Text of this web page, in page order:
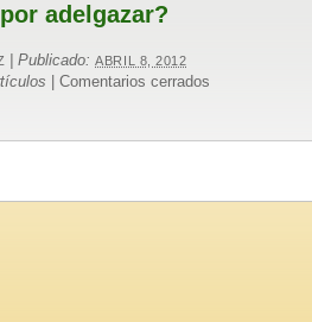
adelgazar?
|Publicado:ABRIL 8, 2012
Comentarios cerrados